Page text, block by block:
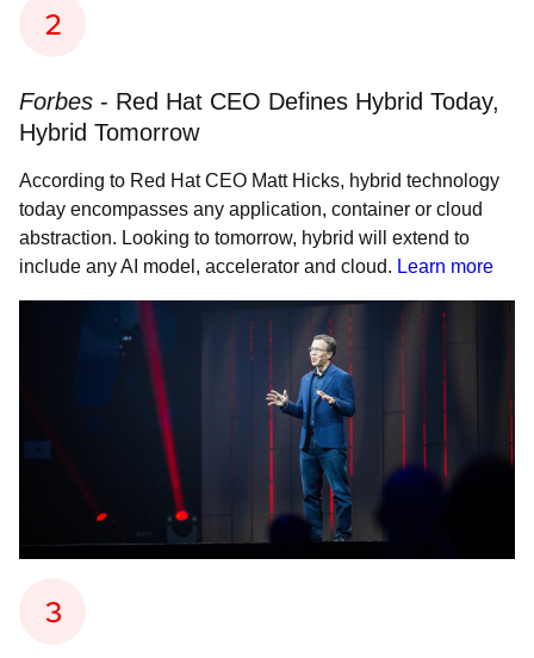
Forbes - Red Hat CEO Defines Hybrid Today,
Hybrid Tomorrow
According to Red Hat CEO Matt Hicks, hybrid technology
today encompasses any application, container or cloud
abstraction. Looking to tomorrow, hybrid will extend to
include any AI model, accelerator and cloud. Learn more